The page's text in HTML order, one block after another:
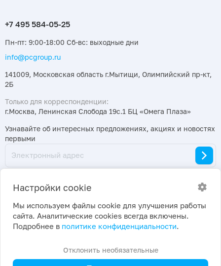
Пн-пт: 9:00-18:00 Сб-вс: выходные дни
info@pcgroup.ru
141009, Московская область г.Мытищи, Олимпийский пр-кт,
2Б
Только для корреспонденции:
г.Москва, Ленинская Слобода 19с.1 БЦ «Омега Плаза»
Узнавайте об интересных предложениях, акциях и новостях
первыми
2026 ©
ПраймКемикалсГрупп
Политика конфиденциальности
Настройки cookie
Настройки cookie
Мы используем файлы cookie для улучшения работы
сайта. Аналитические cookies всегда включены.
Подробнее в политике конфиденциальности.
Отклонить необязательные